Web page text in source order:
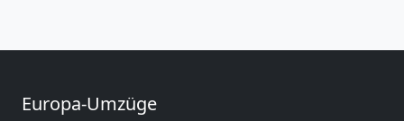
Europa-Umzüge